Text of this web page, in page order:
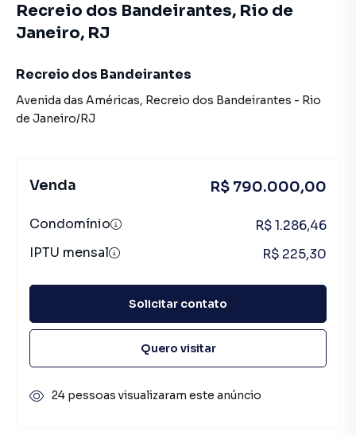
Recreio dos Bandeirantes, Rio de
Janeiro, RJ
Recreio dos Bandeirantes
Avenida das Américas, Recreio dos Bandeirantes - Rio
de Janeiro/RJ
Venda R$ 790.000,00
Condomínio
R$ 1.286,46
IPTU mensal
R$ 225,30
Solicitar contato
Quero visitar
24 pessoas visualizaram este anúncio